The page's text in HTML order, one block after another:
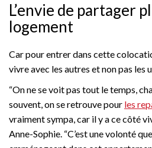
L’envie de partager
logement
Car pour entrer dans cette
vivre avec les autres et non pas les
“On ne se voit pas tout le temps,
souvent, on se retrouve pour les
vraiment sympa, car il y a ce côté
Anne-Sophie. “C’est une volonté